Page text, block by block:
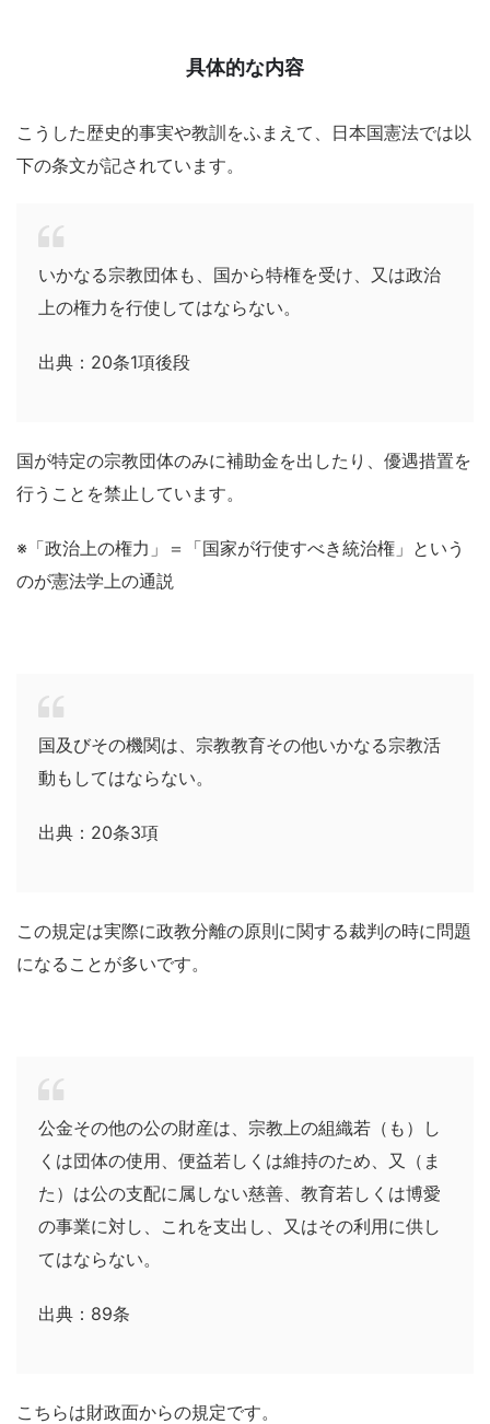
具体的な内容
こうした歴史的事実や教訓をふまえて、日本国憲法では以
下の条文が記されています。
いかなる宗教団体も、国から特権を受け、又は政治
上の権力を行使してはならない。
出典：20条1項後段
国が特定の宗教団体のみに補助金を出したり、優遇措置を
行うことを禁止しています。
※「政治上の権力」＝「国家が行使すべき統治権」という
のが憲法学上の通説
国及びその機関は、宗教教育その他いかなる宗教活
動もしてはならない。
出典：20条3項
この規定は実際に政教分離の原則に関する裁判の時に問題
になることが多いです。
公金その他の公の財産は、宗教上の組織若（も）し
くは団体の使用、便益若しくは維持のため、又（ま
た）は公の支配に属しない慈善、教育若しくは博愛
の事業に対し、これを支出し、又はその利用に供し
てはならない。
出典：89条
こちらは財政面からの規定です。